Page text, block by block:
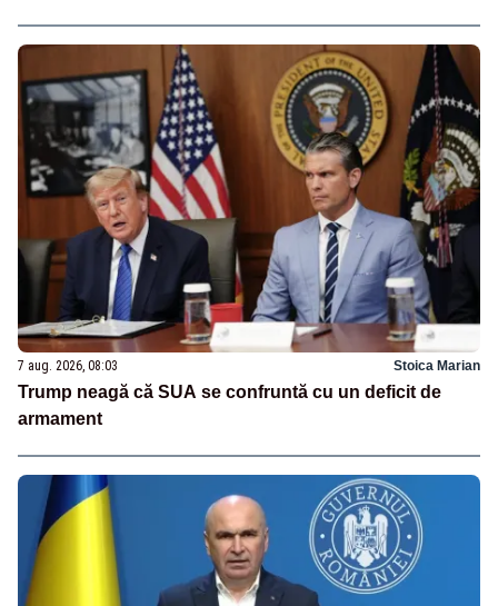
7 aug. 2026, 08:03 Stoica Marian
Trump neagă că SUA se confruntă cu un deficit de
armament